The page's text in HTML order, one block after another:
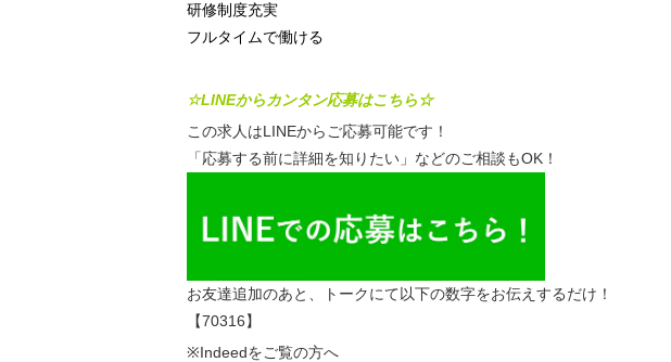
研修制度充実
フルタイムで働ける
☆LINEからカンタン応募はこちら☆
この求人はLINEからご応募可能です！
「応募する前に詳細を知りたい」などのご相談もOK！
お友達追加のあと、トークにて以下の数字をお伝えするだけ！
【70316】
※Indeedをご覧の方へ